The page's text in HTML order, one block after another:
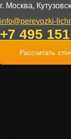
г. Москва,
info@perevozki-
+7 495
Рассчитать